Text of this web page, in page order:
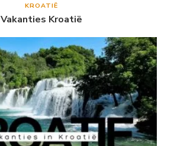
KROATIË
Vakanties Kroatië